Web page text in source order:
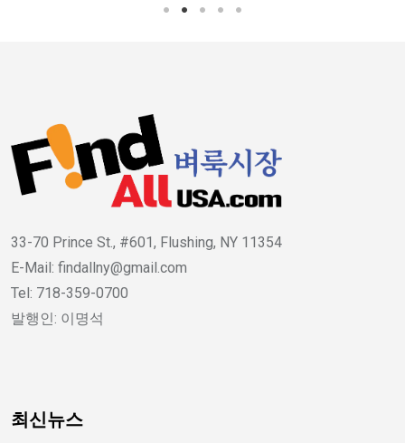
33-70 Prince St., #601, Flushing, NY 11354
E-Mail: findallny@gmail.com
Tel: 718-359-0700
발행인: 이명석
최신뉴스